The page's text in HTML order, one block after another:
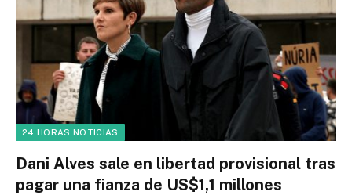
24 HORAS NOTICIAS
Dani Alves sale en libertad provisional tras
pagar una fianza de US$1,1 millones